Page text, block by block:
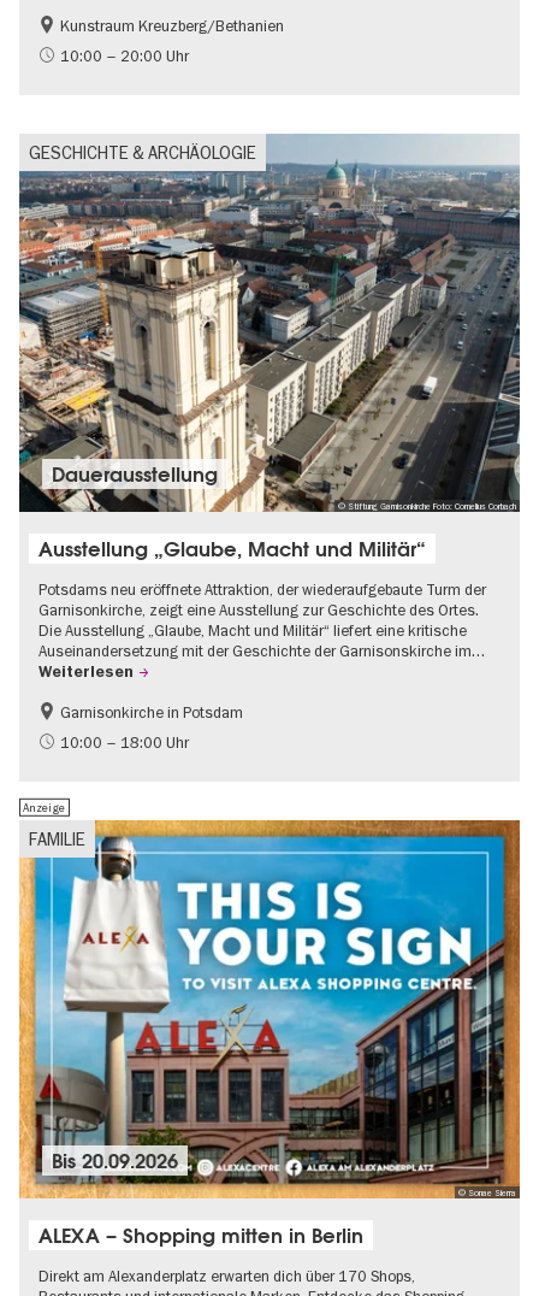
Gratis
International
Kunstraum Kreuzberg/Bethanien
10:00 – 20:00 Uhr
GESCHICHTE & ARCHÄOLOGIE
© Stiftung Garnisonkirche Foto: Cornelius Corbach
Dauer­aus­stel­lung
Ausstellung „Glaube, Macht und Militär“
Potsdams neu eröffnete Attraktion, der wiederaufgebaute Turm der
Garnisonkirche, zeigt eine Ausstellung zur Geschichte des Ortes.
Die Ausstellung „Glaube, Macht und Militär“ liefert eine kritische
Auseinandersetzung mit der Geschichte der Garnisonskirche im…
Weiterlesen
Geschichte
Brandenburg
Garnisonkirche in Potsdam
10:00 – 18:00 Uhr
FAMILIE
Anzeige
© Sonae Sierra
Bis20.09.2026
ALEXA – Shopping mitten in Berlin
Direkt am Alexanderplatz erwarten dich über 170 Shops,